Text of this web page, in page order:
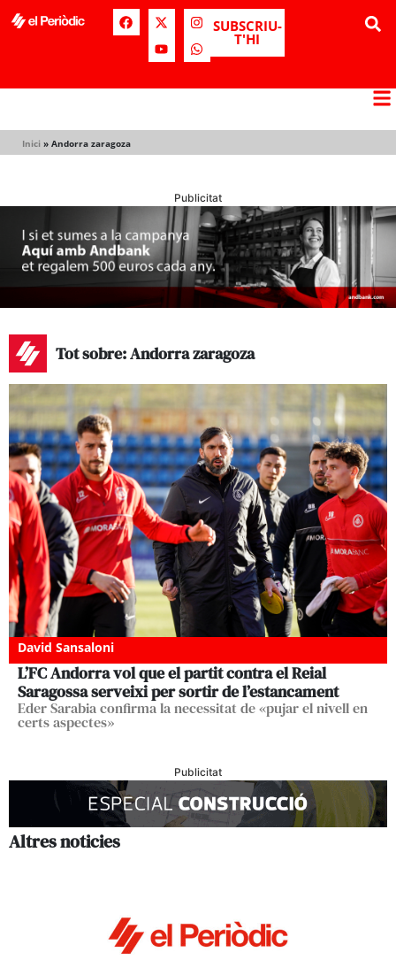
SUBSCRIU-
T'HI
Inici » Andorra zaragoza
Publicitat
Tot sobre: Andorra zaragoza
David Sansaloni
L’FC Andorra vol que el partit contra el Reial
Saragossa serveixi per sortir de l’estancament
Eder Sarabia confirma la necessitat de «pujar el nivell en
certs aspectes»
Publicitat
Altres noticies